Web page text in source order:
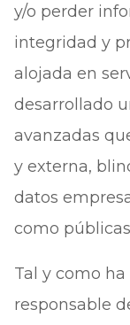
y/o perder
integridad y
alojada en
desarrollado
avanzadas
y externa,
datos
como
Tal y como
responsable